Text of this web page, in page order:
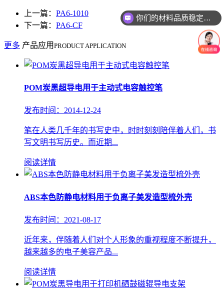
上一篇： PA6-1010
下一篇： PA6-CF
更多 产品应用 PRODUCT APPLICATION
POM炭黑超导电用于主动式电容触控笔
发布时间：2014-12-24
笔在人类几千年的书写史中，时时刻刻陪伴着人们，书
写文明书写历史。而近期...
阅读详情
ABS本色防静电材料用于负离子美发造型梳外壳
发布时间：2021-08-17
近年来，伴随着人们对个人形象的重视程度不断提升，
越来越多的电子美容产品...
阅读详情
你们的材料品质稳定吗？